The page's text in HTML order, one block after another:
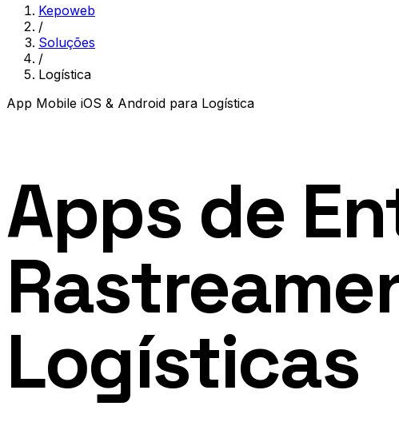
Kepoweb
/
Soluções
/
Logística
App Mobile iOS & Android para Logística
Apps de
Logísticas